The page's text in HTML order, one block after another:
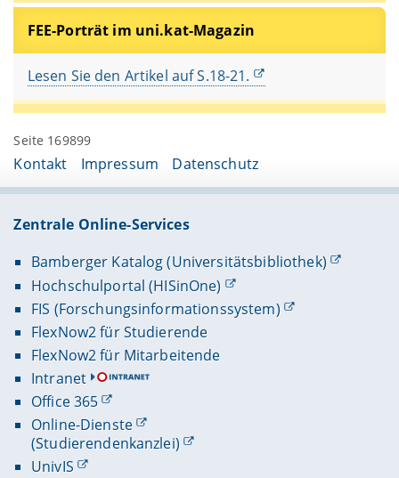
FEE-Porträt im uni.kat-Magazin
Lesen Sie den Artikel auf S.18-21.
Seite 169899
Kontakt Impressum Datenschutz
Zentrale Online-Services
Bamberger Katalog (Universitätsbibliothek)
Hochschulportal (HISinOne)
FIS (Forschungsinformationssystem)
FlexNow2 für Studierende
FlexNow2 für Mitarbeitende
Intranet
Office 365
Online-Dienste
(Studierendenkanzlei)
UnivIS